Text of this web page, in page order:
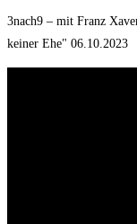
3nach9 – mit Franz
keiner Ehe" 06.10.2023